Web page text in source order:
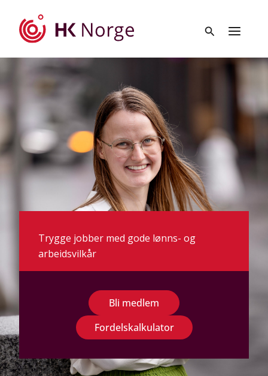
Trygge jobber med gode lønns- og
arbeidsvilkår
Bli medlem
Fordelskalkulator